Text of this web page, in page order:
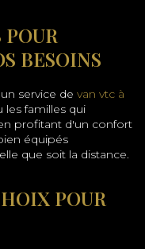
POUR
BESOINS
service de van vtc à
les familles qui
profitant d'un confort
équipés
que soit la distance.
POUR